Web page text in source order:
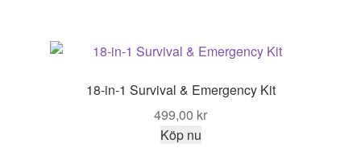
18-in-1 Survival & Emergency Kit
499,00 kr
Köp nu